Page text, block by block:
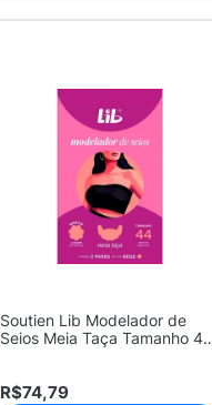
Soutien Lib Modelador de
Seios Meia Taça Tamanho 44
R$74,79